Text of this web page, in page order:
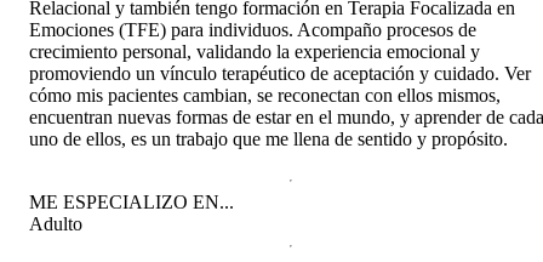
Relacional y también tengo formación en Terapia Focalizada en
Emociones (TFE) para individuos. Acompaño procesos de
crecimiento personal, validando la experiencia emocional y
promoviendo un vínculo terapéutico de aceptación y cuidado. Ver
cómo mis pacientes cambian, se reconectan con ellos mismos,
encuentran nuevas formas de estar en el mundo, y aprender de cada
uno de ellos, es un trabajo que me llena de sentido y propósito.
ME ESPECIALIZO EN...
Adulto